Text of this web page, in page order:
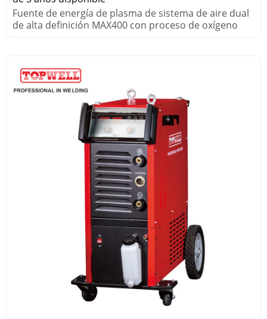
Fuente de energía de plasma de sistema de aire dual
de alta definición MAX400 con proceso de oxígeno